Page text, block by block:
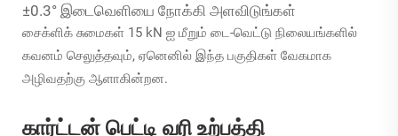
±0.3° இடைவெளியை நோக்கி அளவிடுங்கள்
சைக்ளிக் சுமைகள் 15 kN ஐ மீறும் டை-வெட்டு நிலையங்களில்
கவனம் செலுத்தவும், ஏனெனில் இந்த பகுதிகள் வேகமாக
அழிவதற்கு ஆளாகின்றன.
கார்ட்டன் பெட்டி வரி உற்பத்தி